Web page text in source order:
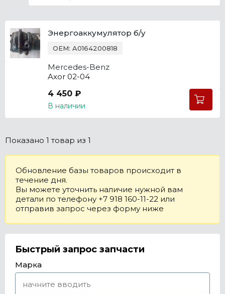
Энергоаккумулятор б/у
OEM: A0164200818
Mercedes-Benz
Axor 02-04
4 450 ₽
В наличии
Показано 1 товар из 1
Обновление базы товаров происходит в
течение дня.
Вы можете уточнить наличие нужной вам
детали по телефону +7 918 160-11-22 или
отправив запрос через форму ниже
Быстрый запрос запчасти
Марка